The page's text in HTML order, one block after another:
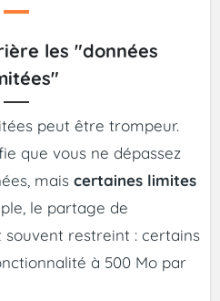
les "données
peut être trompeur.
que vous ne dépassez
mais certaines limites
le partage de
restreint : certains
à 500 Mo par